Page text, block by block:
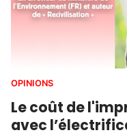
OPINIONS
Le coût de
avec